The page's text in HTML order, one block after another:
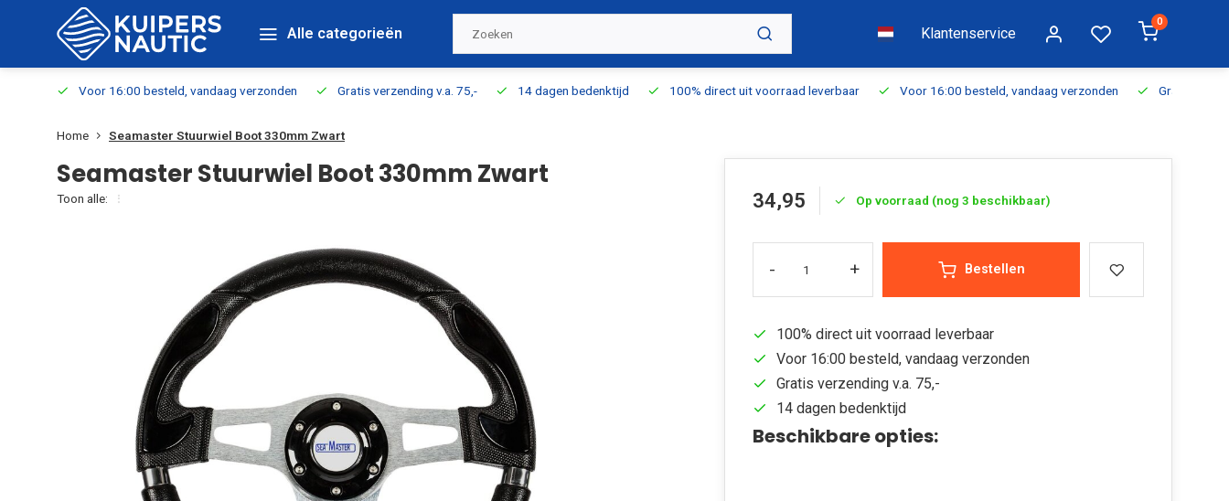
Alle categorieën Klantenservice
0
Voor 16:00 besteld, vandaag verzonden Gratis verzending v.a. 75,- 14 dagen bedenktijd 100% direct uit voorraad leverbaar Voor 16:00 besteld, vandaag verzonden Gratis
Home Seamaster Stuurwiel Boot 330mm Zwart
Seamaster Stuurwiel Boot 330mm Zwart
Toon alle: 34,95 Op voorraad (nog 3 beschikbaar)
- + Bestellen
100% direct uit voorraad leverbaar
Voor 16:00 besteld, vandaag verzonden
Gratis verzending v.a. 75,-
14 dagen bedenktijd
Beschikbare opties: